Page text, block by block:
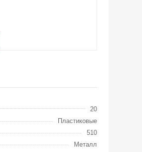
20
Пластиковые
510
Металл